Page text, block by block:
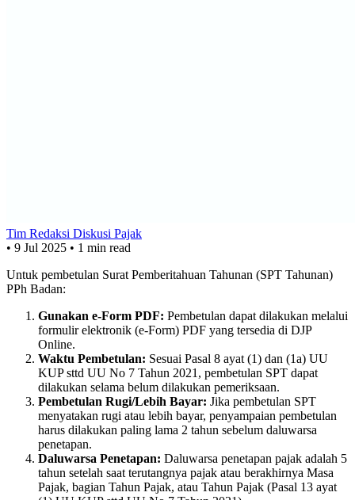
Tim Redaksi Diskusi Pajak
• 9 Jul 2025 • 1 min read
Untuk pembetulan Surat Pemberitahuan Tahunan (SPT Tahunan)
PPh Badan:
Gunakan e-Form PDF: Pembetulan dapat dilakukan melalui
formulir elektronik (e-Form) PDF yang tersedia di DJP
Online.
Waktu Pembetulan: Sesuai Pasal 8 ayat (1) dan (1a) UU
KUP sttd UU No 7 Tahun 2021, pembetulan SPT dapat
dilakukan selama belum dilakukan pemeriksaan.
Pembetulan Rugi/Lebih Bayar: Jika pembetulan SPT
menyatakan rugi atau lebih bayar, penyampaian pembetulan
harus dilakukan paling lama 2 tahun sebelum daluwarsa
penetapan.
Daluwarsa Penetapan: Daluwarsa penetapan pajak adalah 5
tahun setelah saat terutangnya pajak atau berakhirnya Masa
Pajak, bagian Tahun Pajak, atau Tahun Pajak (Pasal 13 ayat